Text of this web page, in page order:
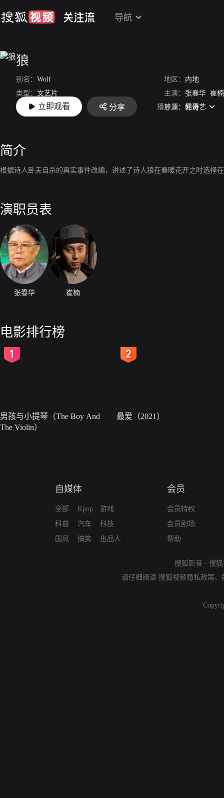
导航
狼
别名： Wolf 地区： 内地
类型： 文艺片 主演： 张春华 崔楠
上映： 2019-12-27 导演： 韩涛
立即观看 分享 播放源： 爱奇艺
简介
根据诗人卧夫自杀的真实事件改编，讲述了诗人狼在春暖花开之时选择
演职员表
张春华 崔楠
电影排行榜
男孩与小提琴（The Boy And
The Violin）
最爱（2021）
自媒体
全部
科普
国风
Kpop
汽车
搞笑
游戏
科技
出品人
会员
会员特权
会员剧场
帮助
搜狐影音 - 搜
请仔细阅读 搜狐视频隐私政策、